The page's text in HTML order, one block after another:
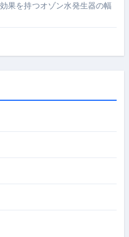
果を持つオゾン水発生器の幅